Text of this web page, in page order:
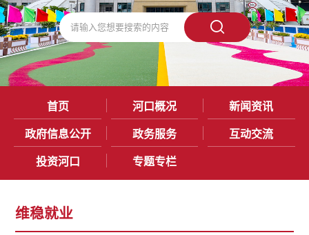
首页 河口概况 新闻资讯
政府信息公开 政务服务 互动交流
投资河口 专题专栏
维稳就业